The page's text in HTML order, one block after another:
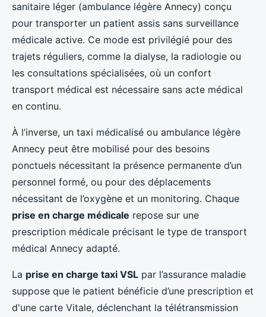
sanitaire léger (ambulance légère Annecy) conçu
pour transporter un patient assis sans surveillance
médicale active. Ce mode est privilégié pour des
trajets réguliers, comme la dialyse, la radiologie ou
les consultations spécialisées, où un confort
transport médical est nécessaire sans acte médical
en continu.
À l’inverse, un taxi médicalisé ou ambulance légère
Annecy peut être mobilisé pour des besoins
ponctuels nécessitant la présence permanente d’un
personnel formé, ou pour des déplacements
nécessitant de l’oxygène et un monitoring. Chaque
prise en charge médicale repose sur une
prescription médicale précisant le type de transport
médical Annecy adapté.
La prise en charge taxi VSL par l’assurance maladie
suppose que le patient bénéficie d’une prescription et
d'une carte Vitale, déclenchant la télétransmission